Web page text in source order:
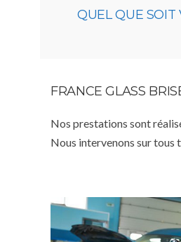
QUEL QUE SOIT
FRANCE GLASS
Nos prestations sont
Nous intervenons sur tous